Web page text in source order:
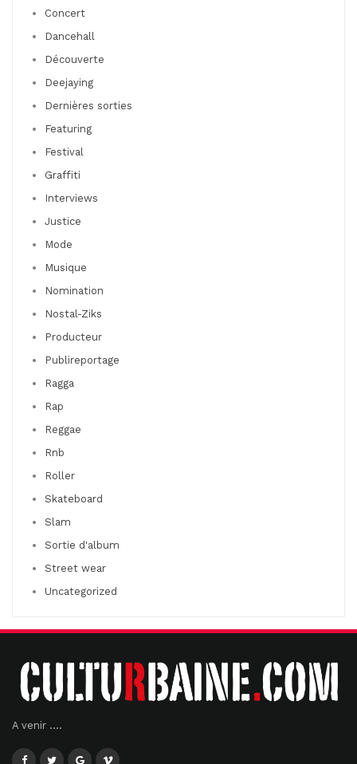
Concert
Dancehall
Découverte
Deejaying
Dernières sorties
Featuring
Festival
Graffiti
Interviews
Justice
Mode
Musique
Nomination
Nostal-Ziks
Producteur
Publireportage
Ragga
Rap
Reggae
Rnb
Roller
Skateboard
Slam
Sortie d'album
Street wear
Uncategorized
A venir ....